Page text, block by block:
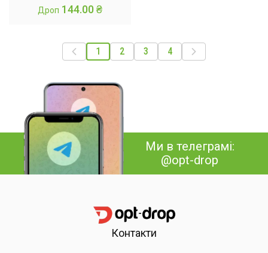
Дроп 144.00₴
1 2 3 4
Ми в телеграмі:
@opt-drop
Контакти